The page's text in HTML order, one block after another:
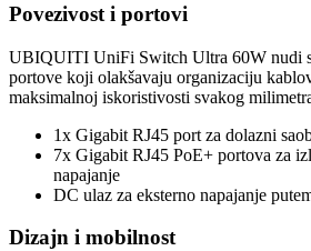
Povezivost i portovi
UBIQUITI UniFi Switch Ultra 60W nudi
portove koji olakšavaju organizaciju
maksimalnoj iskoristivosti svakog
1x Gigabit RJ45 port za dolazni
7x Gigabit RJ45 PoE+ portova za
napajanje
DC ulaz za eksterno napajanje
Dizajn i mobilnost